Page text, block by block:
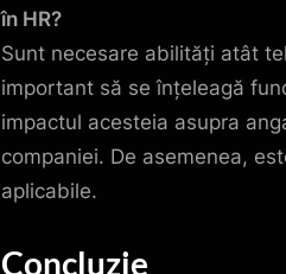
în HR?
Sunt necesare abilități atât
important să se înțeleagă
impactul acesteia asupra
companiei. De asemenea,
aplicabile.
Concluzie